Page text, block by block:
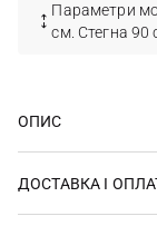
Параметри
см. Стегна 90
ОПИС
ДОСТАВКА І